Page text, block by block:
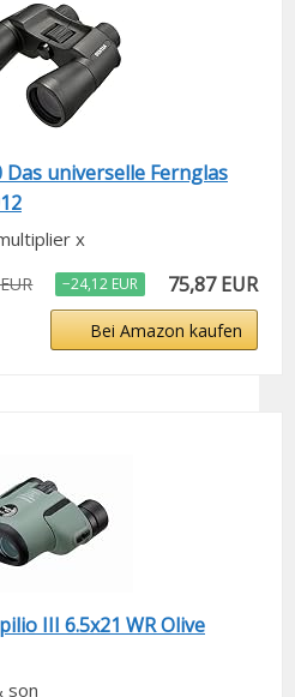
Das universelle Fernglas
x
−24,12 EUR 75,87 EUR
Bei Amazon kaufen
III 6.5x21 WR Olive
son